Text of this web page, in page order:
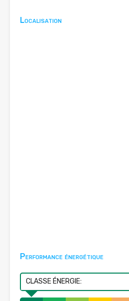
Localisation
Performance énergétique
CLASSE ÉNERGIE: